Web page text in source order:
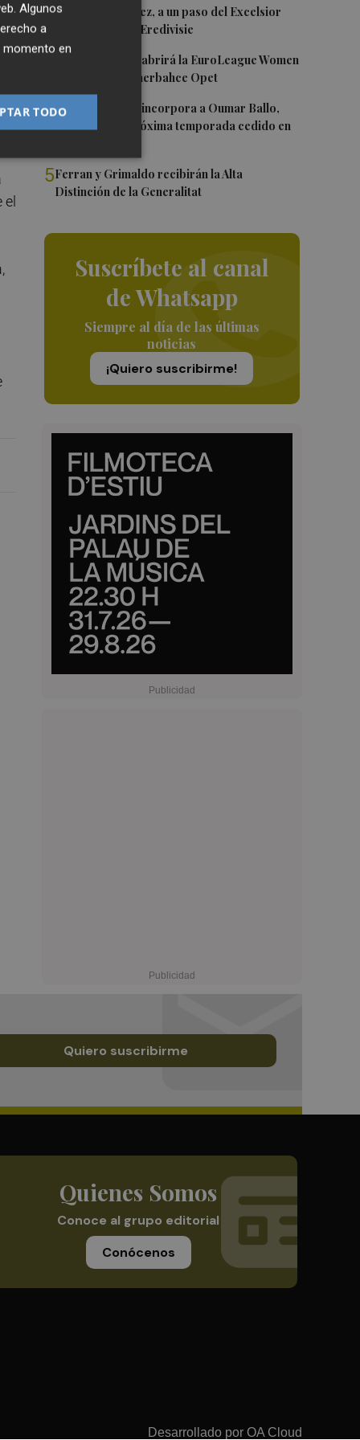
2Mario Domínguez, a un paso del Excelsior
Róterdam de la Eredivisie
Valencia Basket abrirá la EuroLeague Women
en casa ante Fenerbahce Opet
4Valencia Basket incorpora a Oumar Ballo,
que jugará la próxima temporada cedido en
5Ferran y Grimaldo recibirán la Alta
Distinción de la Generalitat
Suscríbete al canal
de Whatsapp
Siempre al día de las últimas
noticias
¡Quiero suscribirme!
el
Quiero suscribirme
Quienes Somos
Conoce al grupo editorial
Conócenos
Desarrollado por OA Cloud
Algunos
a
momento en
TODO